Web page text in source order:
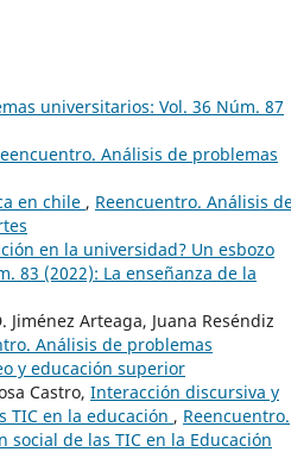
universitarios: Vol. 36 Núm. 87
Análisis de problemas
en chile , Reencuentro. Análisis
en la universidad? Un esbozo
83 (2022): La enseñanza de la
Arteaga, Juana Reséndiz
Análisis de problemas
y educación superior
Castro, Interacción discursiva y
TIC en la educación , Reencuentro.
de las TIC en la Educación